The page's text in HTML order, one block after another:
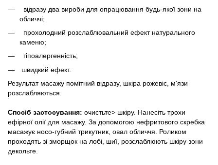
відразу два вироби для опрацювання будь-якої зони на
обличчі;
прохолодний розслаблювальний ефект натурального
каменю;
гіпоалергенність;
швидкий ефект.
Результат масажу помітний відразу, шкіра рожевіє, м'язи
розслабляються.
Спосіб застосування: очистьте> шкіру. Нанесіть трохи
ефірної олії для масажу. За допомогою нефритового скребка
масажує носо-губний трикутник, овал обличчя. Роликом
проходять зі зморщок на лобі, шиї, розслаблюють шкіру зони
декольте.